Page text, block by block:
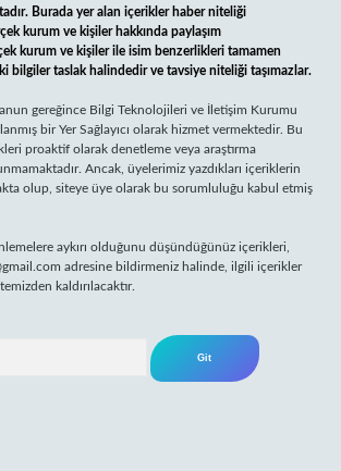
Burada yer alan içerikler haber niteliği
kurum ve kişiler hakkında paylaşım
kurum ve kişiler ile isim benzerlikleri tamamen
bilgiler taslak halindedir ve tavsiye niteliği taşımazlar.
gereğince Bilgi Teknolojileri ve İletişim Kurumu
bir Yer Sağlayıcı olarak hizmet vermektedir. Bu
proaktif olarak denetleme veya araştırma
Ancak, üyelerimiz yazdıkları içeriklerin
olup, siteye üye olarak bu sorumluluğu kabul etmiş
aykırı olduğunu düşündüğünüz içerikleri,
adresine bildirmeniz halinde, ilgili içerikler
kaldırılacaktır.